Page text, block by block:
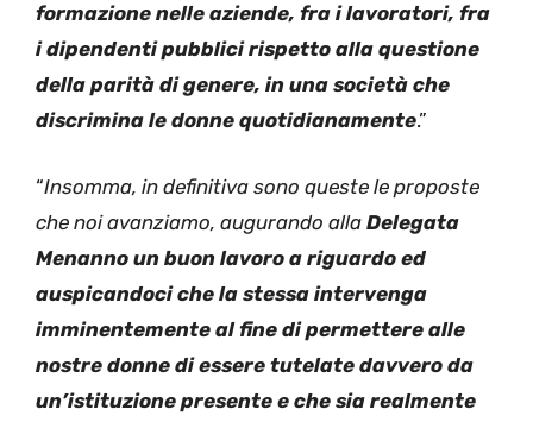
formazione nelle aziende, fra i lavoratori, fra
i dipendenti pubblici rispetto alla questione
della parità di genere, in una società che
discrimina le donne quotidianamente.”
“Insomma, in definitiva sono queste le proposte
che noi avanziamo, augurando alla Delegata
Menanno un buon lavoro a riguardo ed
auspicandoci che la stessa intervenga
imminentemente al fine di permettere alle
nostre donne di essere tutelate davvero da
un’istituzione presente e che sia realmente